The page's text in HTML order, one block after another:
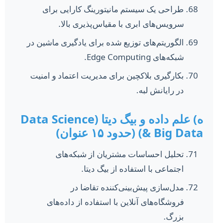
طراحی یک سیستم مانیتورینگ کارایی برای
سرویس‌های ابری با مقیاس‌پذیری بالا.
الگوریتم‌های توزیع شده برای یادگیری ماشین در
شبکه‌های Edge Computing.
بکارگیری بلاکچین برای مدیریت اعتماد و امنیت
در رایانش لبه.
ه) علم داده و بیگ دیتا (Data Science
& Big Data) (حدود ۱۵ عنوان)
تحلیل احساسات مشتریان از شبکه‌های
اجتماعی با استفاده از بیگ دیتا.
مدل‌سازی پیش‌بینی‌کننده تقاضا در
فروشگاه‌های آنلاین با استفاده از داده‌های
بزرگ.